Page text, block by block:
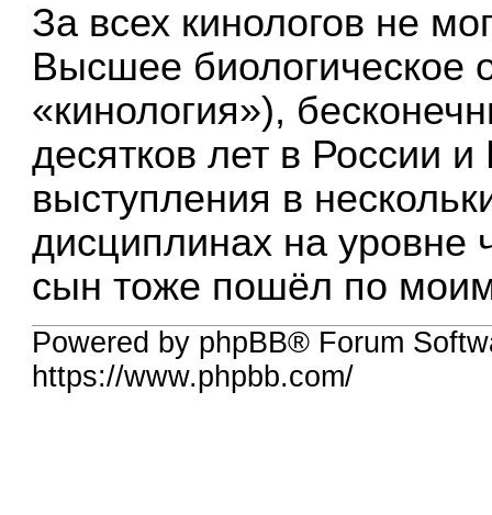
За всех кинологов не
Высшее биологическое
«кинология»),
десятков лет в России
выступления в
дисциплинах на уровне
сын тоже пошёл по
Powered by phpBB® Forum
https://www.phpbb.com/